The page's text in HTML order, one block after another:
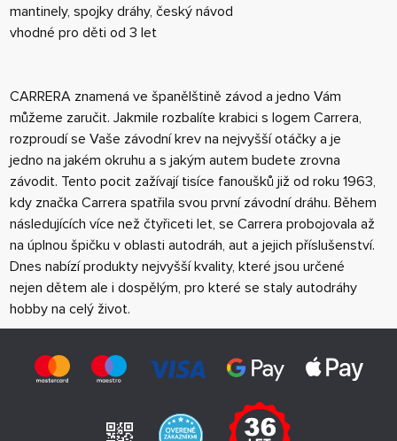
mantinely, spojky dráhy, český návod
vhodné pro děti od 3 let
CARRERA znamená ve španělštině závod a jedno Vám
můžeme zaručit. Jakmile rozbalíte krabici s logem Carrera,
rozproudí se Vaše závodní krev na nejvyšší otáčky a je
jedno na jakém okruhu a s jakým autem budete zrovna
závodit. Tento pocit zažívají tisíce fanoušků již od roku 1963,
kdy značka Carrera spatřila svou první závodní dráhu. Během
následujících více než čtyřiceti let, se Carrera probojovala až
na úplnou špičku v oblasti autodráh, aut a jejich příslušenství.
Dnes nabízí produkty nejvyšší kvality, které jsou určené
nejen dětem ale i dospělým, pro které se staly autodráhy
hobby na celý život.